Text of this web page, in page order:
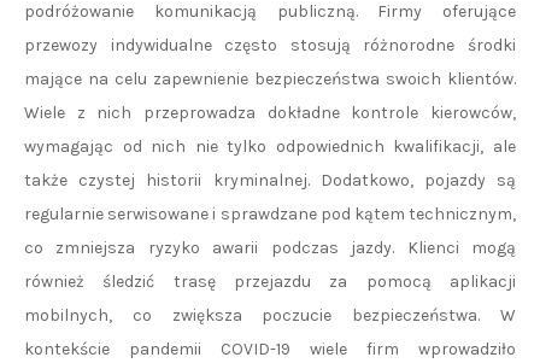
podróżowanie komunikacją publiczną. Firmy oferujące
przewozy indywidualne często stosują różnorodne środki
mające na celu zapewnienie bezpieczeństwa swoich klientów.
Wiele z nich przeprowadza dokładne kontrole kierowców,
wymagając od nich nie tylko odpowiednich kwalifikacji, ale
także czystej historii kryminalnej. Dodatkowo, pojazdy są
regularnie serwisowane i sprawdzane pod kątem technicznym,
co zmniejsza ryzyko awarii podczas jazdy. Klienci mogą
również śledzić trasę przejazdu za pomocą aplikacji
mobilnych, co zwiększa poczucie bezpieczeństwa. W
kontekście pandemii COVID-19 wiele firm wprowadziło